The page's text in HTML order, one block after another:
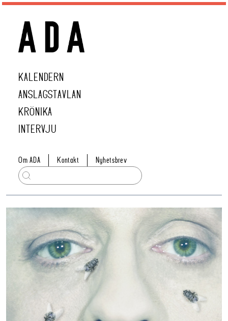
KALENDERN
ANSLAGSTAVLAN
KRÖNIKA
INTERVJU
Om ADA Kontakt Nyhetsbrev